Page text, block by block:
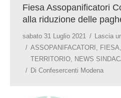
Fiesa Assopanificatori
alla riduzione delle
sabato 31 Luglio 2021
Lascia
ASSOPANIFACATORI
FIESA
TERRITORIO
NEWS
Di Confesercenti Modena